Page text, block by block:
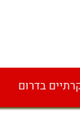
בדרום